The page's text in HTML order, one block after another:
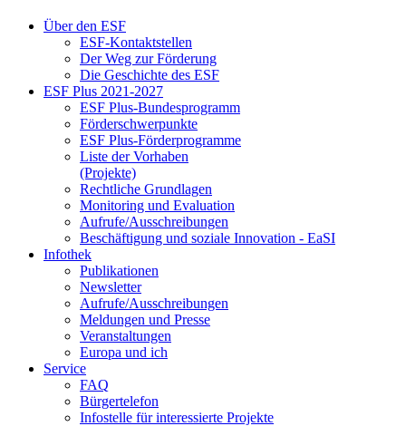
Über den ESF
ESF-Kon­takt­stel­len
Der Weg zur För­de­rung
Die Ge­schich­te des ESF
ESF Plus 2021-2027
ESF Plus-Bun­des­pro­gramm
För­der­schwer­punk­te
ESF Plus-För­der­pro­gram­me
Lis­te der Vor­ha­ben
(Pro­jek­te)
Recht­li­che Grund­la­gen
Mo­ni­to­ring und Eva­lua­ti­on
Auf­ru­fe/Aus­schrei­bun­gen
Be­schäf­ti­gung und so­zia­le In­no­va­ti­on - Ea­SI
In­fo­thek
Pu­bli­ka­tio­nen
Newslet­ter
Auf­ru­fe/Aus­schrei­bun­gen
Mel­dun­gen und Pres­se
Ver­an­stal­tun­gen
Eu­ro­pa und ich
Ser­vice
FAQ
Bür­ger­te­le­fon
In­fo­stel­le für in­ter­es­sier­te Pro­jek­te